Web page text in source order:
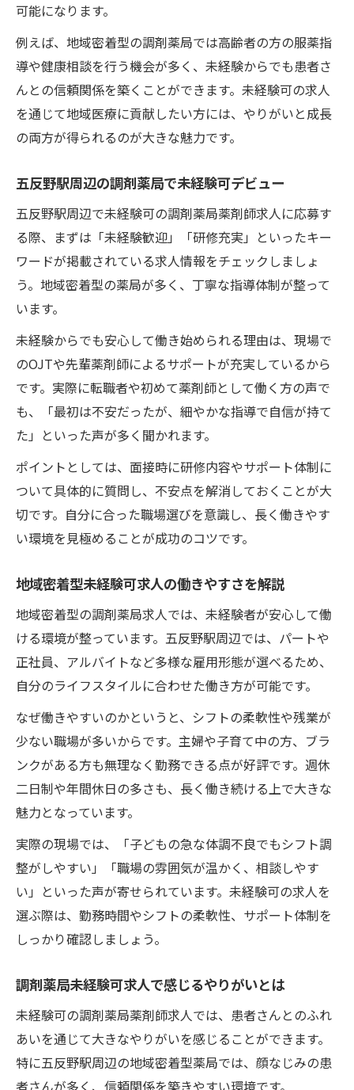
可能になります。
例えば、地域密着型の調剤薬局では高齢者の方の服薬指
導や健康相談を行う機会が多く、未経験からでも患者さ
んとの信頼関係を築くことができます。未経験可の求人
を通じて地域医療に貢献したい方には、やりがいと成長
の両方が得られるのが大きな魅力です。
五反野駅周辺の調剤薬局で未経験可デビュー
五反野駅周辺で未経験可の調剤薬局薬剤師求人に応募す
る際、まずは「未経験歓迎」「研修充実」といったキー
ワードが掲載されている求人情報をチェックしましょ
う。地域密着型の薬局が多く、丁寧な指導体制が整って
います。
未経験からでも安心して働き始められる理由は、現場で
のOJTや先輩薬剤師によるサポートが充実しているから
です。実際に転職者や初めて薬剤師として働く方の声で
も、「最初は不安だったが、細やかな指導で自信が持て
た」といった声が多く聞かれます。
ポイントとしては、面接時に研修内容やサポート体制に
ついて具体的に質問し、不安点を解消しておくことが大
切です。自分に合った職場選びを意識し、長く働きやす
い環境を見極めることが成功のコツです。
地域密着型未経験可求人の働きやすさを解説
地域密着型の調剤薬局求人では、未経験者が安心して働
ける環境が整っています。五反野駅周辺では、パートや
正社員、アルバイトなど多様な雇用形態が選べるため、
自分のライフスタイルに合わせた働き方が可能です。
なぜ働きやすいのかというと、シフトの柔軟性や残業が
少ない職場が多いからです。主婦や子育て中の方、ブラ
ンクがある方も無理なく勤務できる点が好評です。週休
二日制や年間休日の多さも、長く働き続ける上で大きな
魅力となっています。
実際の現場では、「子どもの急な体調不良でもシフト調
整がしやすい」「職場の雰囲気が温かく、相談しやす
い」といった声が寄せられています。未経験可の求人を
選ぶ際は、勤務時間やシフトの柔軟性、サポート体制を
しっかり確認しましょう。
調剤薬局未経験可求人で感じるやりがいとは
未経験可の調剤薬局薬剤師求人では、患者さんとのふれ
あいを通じて大きなやりがいを感じることができます。
特に五反野駅周辺の地域密着型薬局では、顔なじみの患
者さんが多く、信頼関係を築きやすい環境です。